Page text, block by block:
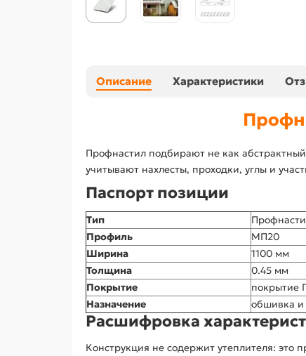
Описание Характеристики
Профнастил подбирают не как
учитывают нахлесты, проходки, углы и
Паспорт позиции
Тип
Профиль
МП20
Ширина
1100 мм
Толщина
0.45 мм
Покрытие
покрытие
Назначение
обшивка и
Расшифровка
Конструкция не содержит утеплителя: это